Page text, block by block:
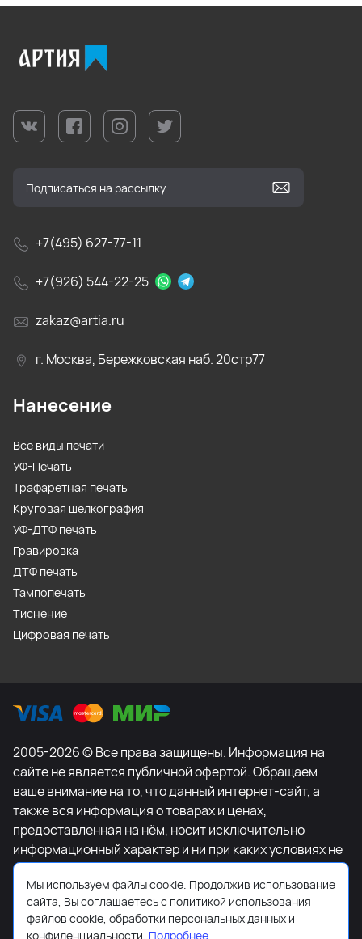
+7(495) 627-77-11
+7(926) 544-22-25
zakaz@artia.ru
г. Москва, Бережковская наб. 20стр77
Нанесение
Все виды печати
УФ-Печать
Трафаретная печать
Круговая шелкография
УФ-ДТФ печать
Гравировка
ДТФ печать
Тампопечать
Тиснение
Цифровая печать
2005-2026 © Все права защищены. Информация на
сайте не является публичной офертой. Обращаем
ваше внимание на то, что данный интернет-сайт, а
также вся информация о товарах и ценах,
предоставленная на нём, носит исключительно
информационный характер и ни при каких условиях не
является публичной офертой, определяемой
положениями Статьи 437 Гражданского кодекса
Российской Федерации. Для получения подробной
информации о наличии и стоимости указанных
Мы используем файлы cookie. Продолжив использование
сайта, Вы соглашаетесь с политикой использования
файлов cookie, обработки персональных данных и
конфиденциальности. Подробнее